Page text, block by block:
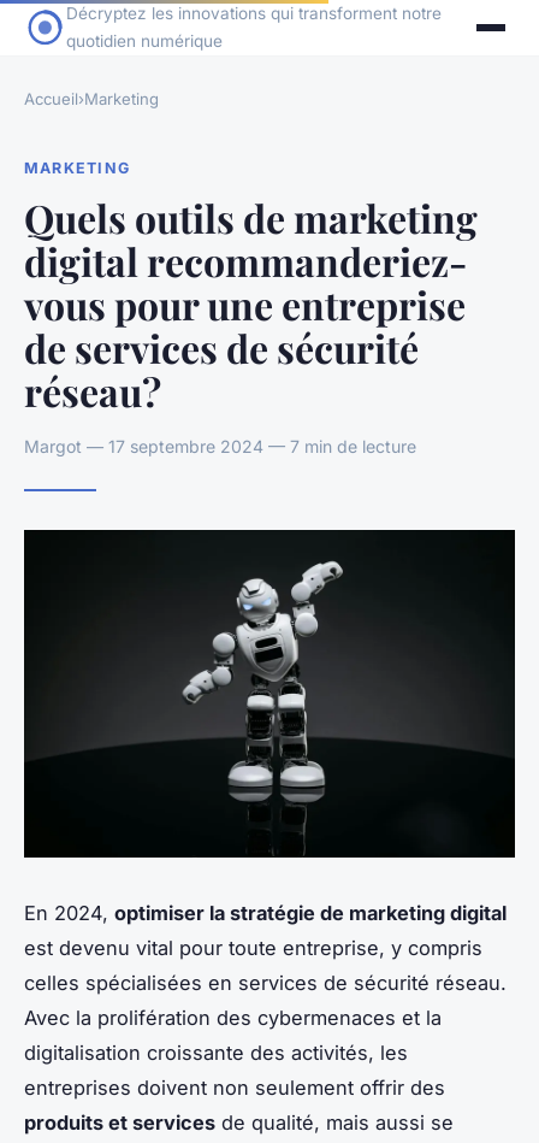
Décryptez les innovations qui transforment notre
quotidien numérique
Accueil›Marketing
MARKETING
Quels outils de marketing
digital recommanderiez-
vous pour une entreprise
de services de sécurité
réseau?
Margot — 17 septembre 2024 — 7 min de lecture
En 2024, optimiser la stratégie de marketing digital
est devenu vital pour toute entreprise, y compris
celles spécialisées en services de sécurité réseau.
Avec la prolifération des cybermenaces et la
digitalisation croissante des activités, les
entreprises doivent non seulement offrir des
produits et services de qualité, mais aussi se